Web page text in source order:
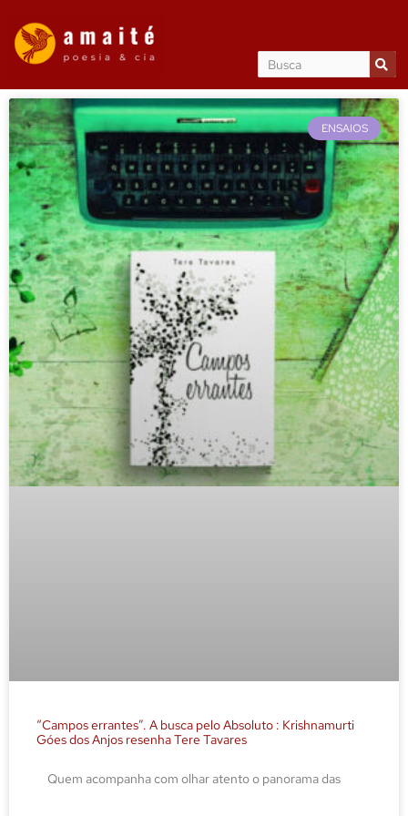
ENSAIOS
“Campos errantes”. A busca pelo Absoluto : Krishnamurti
Góes dos Anjos resenha Tere Tavares
Quem acompanha com olhar atento o panorama das